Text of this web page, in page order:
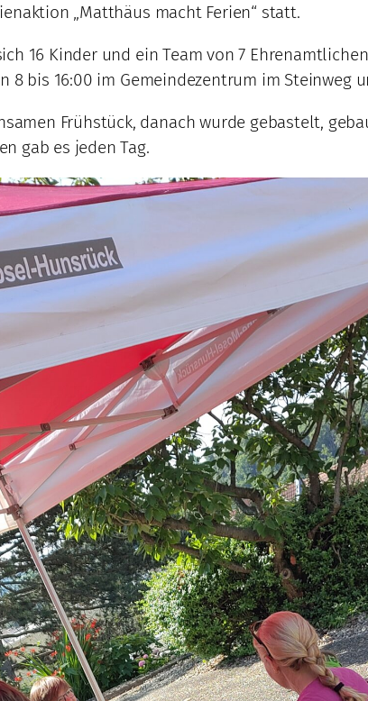
„Matthäus macht Ferien“ statt.
16 Kinder und ein Team von 7
8 bis 16:00 im Gemeindezentrum im Steinweg
Frühstück, danach wurde gebastelt,
gab es jeden Tag.